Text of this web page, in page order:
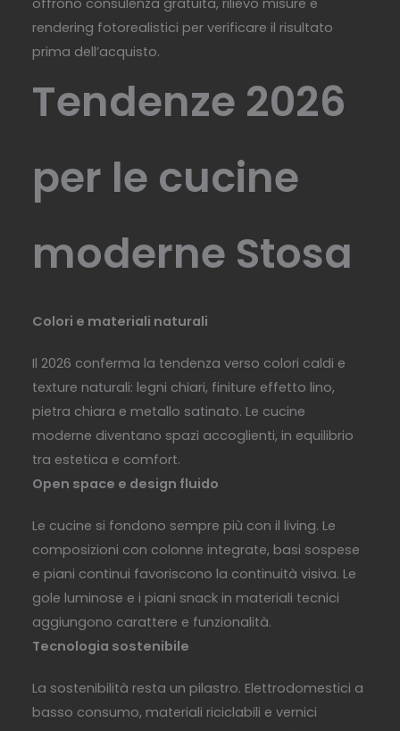
offrono consulenza gratuita, rilievo misure e
rendering fotorealistici per verificare il risultato
prima dell’acquisto.
Tendenze 2026
per le cucine
moderne Stosa
Colori e materiali naturali
Il 2026 conferma la tendenza verso colori caldi e
texture naturali: legni chiari, finiture effetto lino,
pietra chiara e metallo satinato. Le cucine
moderne diventano spazi accoglienti, in equilibrio
tra estetica e comfort.
Open space e design fluido
Le cucine si fondono sempre più con il living. Le
composizioni con colonne integrate, basi sospese
e piani continui favoriscono la continuità visiva. Le
gole luminose e i piani snack in materiali tecnici
aggiungono carattere e funzionalità.
Tecnologia sostenibile
La sostenibilità resta un pilastro. Elettrodomestici a
basso consumo, materiali riciclabili e vernici